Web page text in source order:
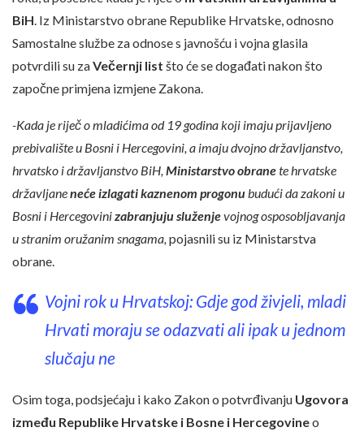
BiH. Iz Ministarstvo obrane Republike Hrvatske, odnosno
Samostalne službe za odnose s javnošću i vojna glasila
potvrdili su zaVečernji list što će se događati nakon što
započne primjena izmjene Zakona.
-Kada je riječ o mladićima od 19 godina koji imaju prijavljeno
prebivalište u Bosni i Hercegovini, a imaju dvojno državljanstvo,
hrvatsko i državljanstvo BiH, Ministarstvo obranete hrvatske
državljaneneće izlagati kaznenom progonubudući da zakoni u
Bosni i Hercegovinizabranjuju služenjevojnog osposobljavanja
u stranim oružanim snagama, pojasnili su iz Ministarstva
obrane.
Vojni rok u Hrvatskoj: Gdje god živjeli, mladi
Hrvati moraju se odazvati ali ipak u jednom
slučaju ne
Osim toga, podsjećaju i kako Zakon o potvrđivanju Ugovora
između Republike Hrvatske i Bosne i Hercegovineo